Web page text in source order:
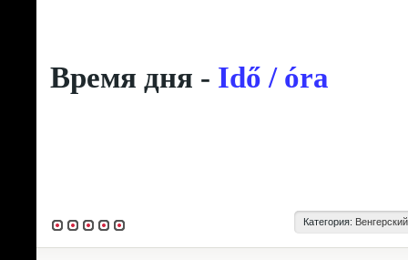
Время дня - Idő / óra
Категория: